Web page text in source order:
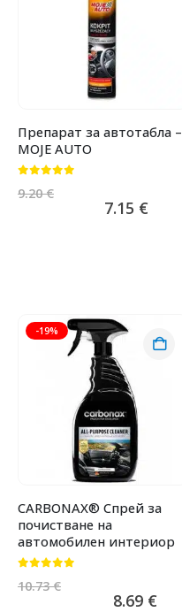
Препарат за автотабла –
MOJE AUTO
9.20€
7.15 €
-19%
CARBONAX® Спрей за
почистване на
автомобилен интериор
10.73€
8.69 €